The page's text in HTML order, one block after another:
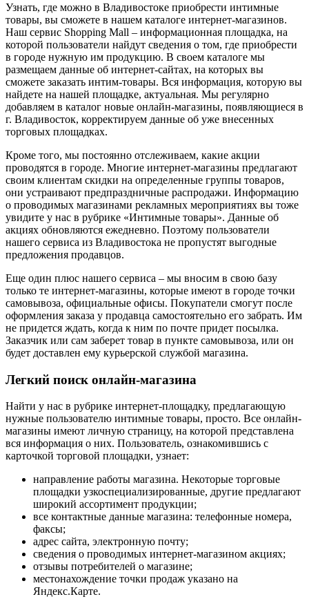
Узнать, где можно в Владивостоке приобрести интимные
товары, вы сможете в нашем каталоге интернет-магазинов.
Наш сервис Shopping Mall – информационная площадка, на
которой пользователи найдут сведения о том, где приобрести
в городе нужную им продукцию. В своем каталоге мы
размещаем данные об интернет-сайтах, на которых вы
сможете заказать интим-товары. Вся информация, которую вы
найдете на нашей площадке, актуальная. Мы регулярно
добавляем в каталог новые онлайн-магазины, появляющиеся в
г. Владивосток, корректируем данные об уже внесенных
торговых площадках.
Кроме того, мы постоянно отслеживаем, какие акции
проводятся в городе. Многие интернет-магазины предлагают
своим клиентам скидки на определенные группы товаров,
они устраивают предпраздничные распродажи. Информацию
о проводимых магазинами рекламных мероприятиях вы тоже
увидите у нас в рубрике «Интимные товары». Данные об
акциях обновляются ежедневно. Поэтому пользователи
нашего сервиса из Владивостока не пропустят выгодные
предложения продавцов.
Еще один плюс нашего сервиса – мы вносим в свою базу
только те интернет-магазины, которые имеют в городе точки
самовывоза, официальные офисы. Покупатели смогут после
оформления заказа у продавца самостоятельно его забрать. Им
не придется ждать, когда к ним по почте придет посылка.
Заказчик или сам заберет товар в пункте самовывоза, или он
будет доставлен ему курьерской службой магазина.
Легкий поиск онлайн-магазина
Найти у нас в рубрике интернет-площадку, предлагающую
нужные пользователю интимные товары, просто. Все онлайн-
магазины имеют личную страницу, на которой представлена
вся информация о них. Пользователь, ознакомившись с
карточкой торговой площадки, узнает:
направление работы магазина. Некоторые торговые
площадки узкоспециализированные, другие предлагают
широкий ассортимент продукции;
все контактные данные магазина: телефонные номера,
факсы;
адрес сайта, электронную почту;
сведения о проводимых интернет-магазином акциях;
отзывы потребителей о магазине;
местонахождение точки продаж указано на
Яндекс.Карте.